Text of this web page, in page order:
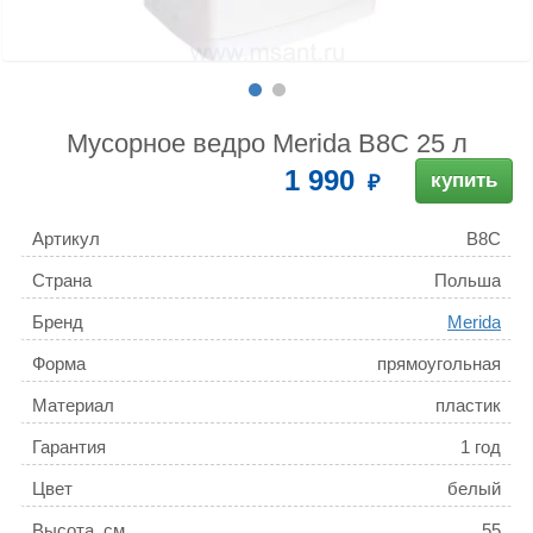
Мусорное ведро Merida B8C 25 л
1 990 купить
Артикул B8C
Страна Польша
Бренд Merida
Форма прямоугольная
Материал пластик
Гарантия 1 год
Цвет белый